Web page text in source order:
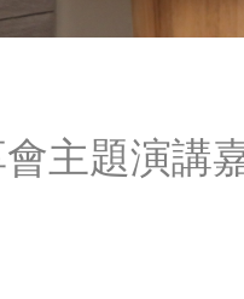
主題演講